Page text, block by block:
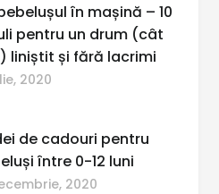
în mașină – 10
pentru un drum (cât
liniștit și fără lacrimi
2020
de cadouri pentru
între 0-12 luni
2020